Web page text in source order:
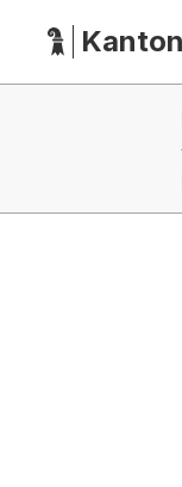
Hauptnavigation